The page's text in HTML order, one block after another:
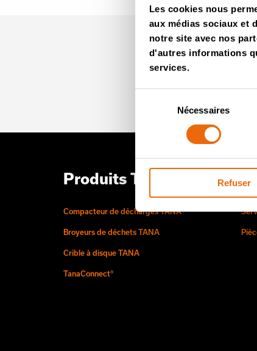
Les cookies nous
aux médias sociaux et
notre site avec nos
d'autres informations
services.
consentement
Nécessaires
Refuser
Produits TANA
Compacteur de décharges TANA
Broyeurs de déchets TANA
Crible à disque TANA
TanaConnect®